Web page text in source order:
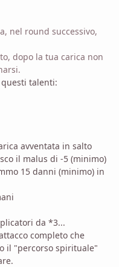
nel round successivo,
dopo la tua carica non
talenti:
avventata in salto
il malus di -5 (minimo)
15 danni (minimo) in
da *3...
completo che
il "percorso spirituale"